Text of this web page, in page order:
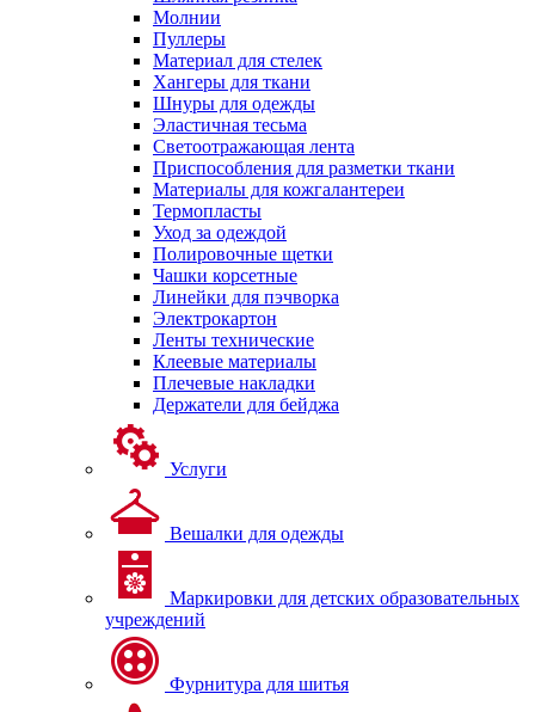
Молнии
Пуллеры
Материал для стелек
Хангеры для ткани
Шнуры для одежды
Эластичная тесьма
Светоотражающая лента
Приспособления для разметки ткани
Материалы для кожгалантереи
Термопласты
Уход за одеждой
Полировочные щетки
Чашки корсетные
Линейки для пэчворка
Электрокартон
Ленты технические
Клеевые материалы
Плечевые накладки
Держатели для бейджа
Услуги
Вешалки для одежды
Маркировки для детских образовательных
учреждений
Фурнитура для шитья